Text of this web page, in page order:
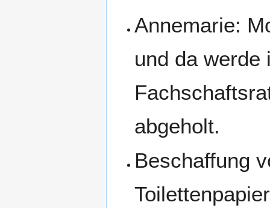
Annemarie:
und da werde
abgeholt.
Beschaffung